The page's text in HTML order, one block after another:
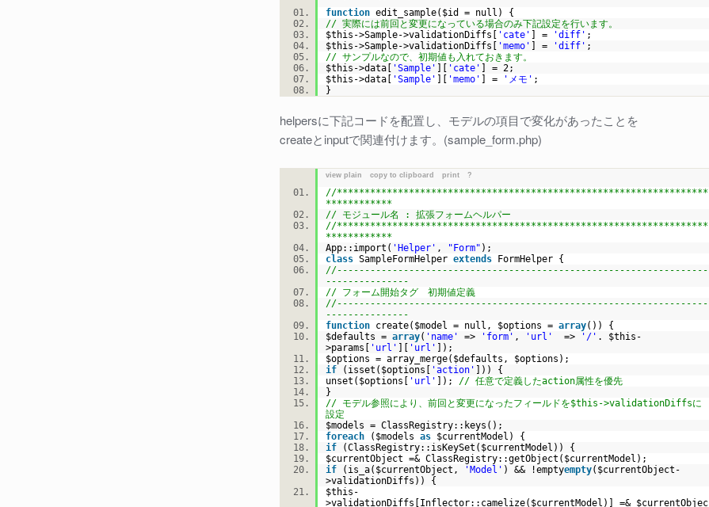
function edit_sample( $id
= null) {
// 実際には前回と変更になっている場合のみ下記設定を行います。
$this ->Sample->validationDiffs[ 'cate' ] = 'diff' ;
$this ->Sample->validationDiffs[ 'memo' ] = 'diff' ;
// サンプルなので、初期値も入れておきます。
$this ->data[ 'Sample' 'cate'
] = 2;
$this ->data[ 'Sample' 'memo' ] = 'メモ' ;
}
helpersに下記コードを配置し、モデルの項目で変化があったことを
createとinputで関連付けます。(sample_form.php)
view plain copy to clipboard print ?
//*******************************************************************
************
// モジュール名 : 拡張フォームヘルパー
//*******************************************************************
************
App::import( 'Helper' , "Form" );
class SampleFormHelperextends FormHelper {
//-------------------------------------------------------------------
---------------
// フォーム開始タグ 初期値定義
//-------------------------------------------------------------------
---------------
function create( $model = null, $options =array()) {
$defaults =array( 'name' => 'form' , 'url' => '/' . $this -
>params[
'url' 'url'
]);
$options =array_merge( $defaults , $options );
if (isset( $options 'action'
])) {
unset( $options 'url' ]); // 任意で定義したaction属性を優先
}
// モデル参照により、前回と変更になったフィールドを$this->validationDiffsに
設定
$models = ClassRegistry::keys();
foreach ( $models as $currentModel ) {
if (ClassRegistry::isKeySet( $currentModel )) {
$currentObject =& ClassRegistry::getObject( $currentModel );
if ( is_a( $currentObject , 'Model' ) && !emptyempty( $currentObject -
>validationDiffs)) {
$this -
>validationDiffs[Inflector::camelize( $currentModel )] =& $currentObjec